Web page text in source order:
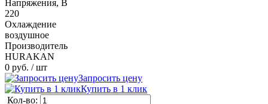
Напряжения, В
220
Охлаждение
воздушное
Производитель
HURAKAN
0 руб. / шт
Запросить цену
Купить в 1 клик
Кол-во: